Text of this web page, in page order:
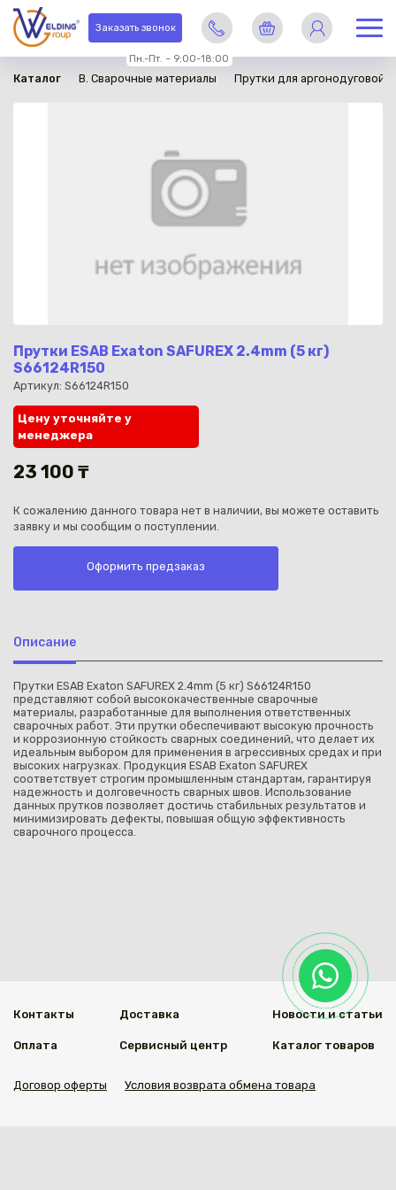
Заказать звонок
Пн.-Пт. – 9:00-18:00
Каз
Каталог B. Сварочные материалы Прутки для аргонодуговой
Прутки ESAB Exaton SAFUREX 2.4mm (5 кг)
S66124R150
Артикул: S66124R150
в наличии
Цену уточняйте у
менеджера
23 100 ₸
К сожалению данного товара нет в наличии, вы можете оставить
заявку и мы сообщим о поступлении.
Оформить предзаказ
Описание
Прутки ESAB Exaton SAFUREX 2.4mm (5 кг) S66124R150
представляют собой высококачественные сварочные
материалы, разработанные для выполнения ответственных
сварочных работ. Эти прутки обеспечивают высокую прочность
и коррозионную стойкость сварных соединений, что делает их
идеальным выбором для применения в агрессивных средах и при
высоких нагрузках. Продукция ESAB Exaton SAFUREX
соответствует строгим промышленным стандартам, гарантируя
надежность и долговечность сварных швов. Использование
данных прутков позволяет достичь стабильных результатов и
минимизировать дефекты, повышая общую эффективность
сварочного процесса.
Контакты
Оплата
Доставка
Сервисный центр
Новости и статьи
Каталог товаров
Договор оферты Условия возврата обмена товара